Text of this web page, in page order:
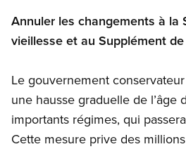
Annuler les changements à la
vieillesse et au Supplément
Le gouvernement
une hausse graduelle de l’âge
importants régimes, qui
Cette mesure prive des